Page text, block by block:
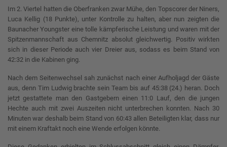
Im 2. Viertel hatten die Oberfranken zwar Mühe, den Topscorer der Niners,
Luca Kellig (18 Punkte), unter Kontrolle zu halten, aber nun zeigten die
Baunacher Youngster eine tolle kämpferische Leistung und waren mit der
Spitzenmannschaft aus Chemnitz absolut gleichwertig. Positiv wirkten
sich in dieser Periode auch vier Dreier aus, sodass es beim Stand von
42:32 in die Kabinen ging.
Nach dem Seitenwechsel sah zunächst nach einer Aufholjagd der Gäste
aus, denn Tim Ludwig brachte sein Team bis auf 45:38 (24.) heran. Doch
jetzt gestattete man den Gastgebern einen 11:0 Lauf, den die jungen
Hechte auch mit zwei Auszeiten nicht unterbrechen konnten. Nach 30
Minuten war deshalb beim Stand von 60:43 allen Beteiligten klar, dass nur
mit einem Kraftakt noch eine Wende erfolgen könnte.